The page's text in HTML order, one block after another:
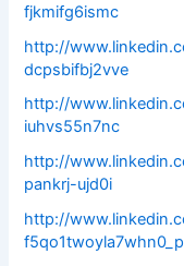
fjkmifg6ismc
http://
dcpsbifbj2vve
http://
iuhvs55n7nc
http://
pankrj-ujd0i
http://